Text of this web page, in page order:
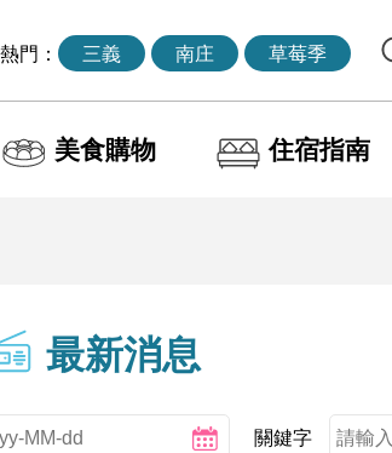
熱門： 三義 南庄 草莓季
美食購物 住宿指南
最新消息
關鍵字